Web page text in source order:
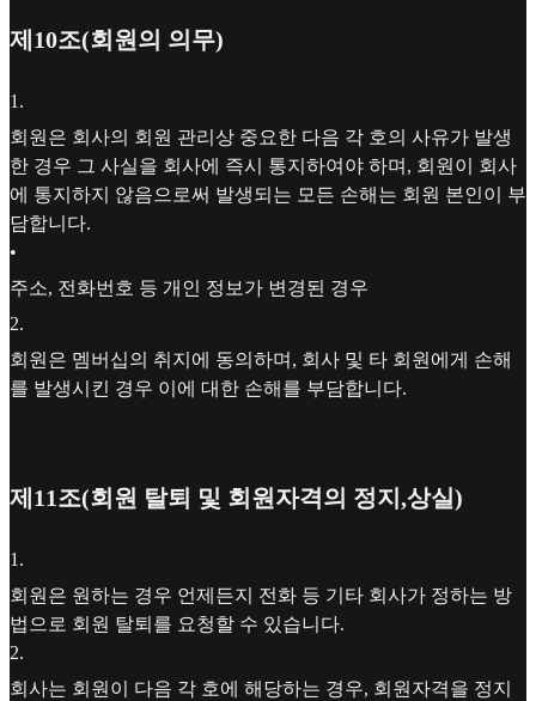
제10조(회원의 의무)
1 .
회원은 회사의 회원 관리상 중요한 다음 각 호의 사유가 발생
한 경우 그 사실을 회사에 즉시 통지하여야 하며, 회원이 회사
에 통지하지 않음으로써 발생되는 모든 손해는 회원 본인이 부
담합니다.
•
주소, 전화번호 등 개인 정보가 변경된 경우
2.
회원은 멤버십의 취지에 동의하며, 회사 및 타 회원에게 손해
를 발생시킨 경우 이에 대한 손해를 부담합니다.
제11조(회원 탈퇴 및 회원자격의 정지,상실)
1 .
회원은 원하는 경우 언제든지 전화 등 기타 회사가 정하는 방
법으로 회원 탈퇴를 요청할 수 있습니다.
2.
회사는 회원이 다음 각 호에 해당하는 경우, 회원자격을 정지